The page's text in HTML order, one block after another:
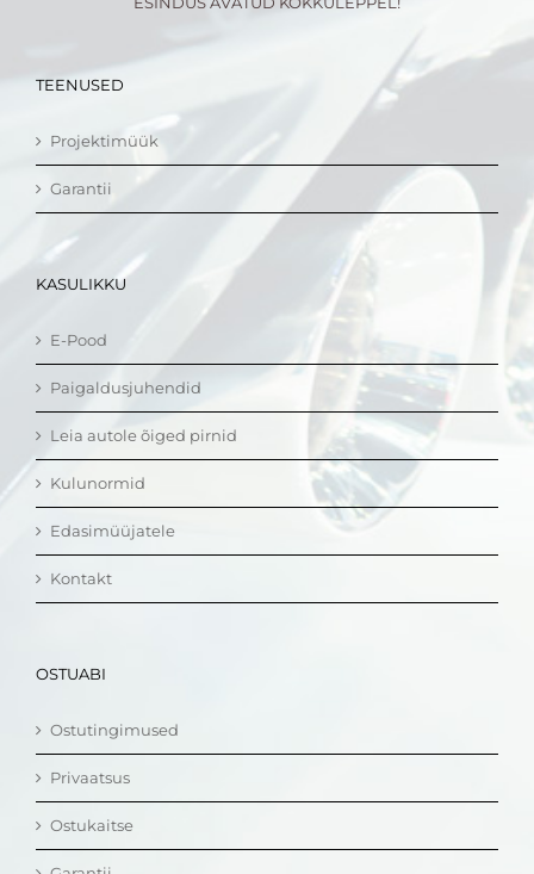
TEENUSED
Projektimüük
Garantii
KASULIKKU
E-Pood
Paigaldusjuhendid
Leia autole õiged pirnid
Kulunormid
Edasimüüjatele
Kontakt
OSTUABI
Ostutingimused
Privaatsus
Ostukaitse